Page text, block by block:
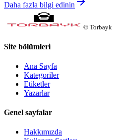
Daha fazla bilgi edinin
© Torbayk
Site bölümleri
Ana Sayfa
Kategoriler
Etiketler
Yazarlar
Genel sayfalar
Hakkımızda